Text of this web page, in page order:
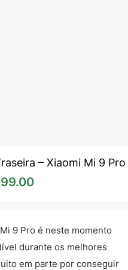
– Xiaomi Mi 9 Pro
preço original era:
99.00
9 Pro é neste momento
durante os melhores
em parte por conseguir